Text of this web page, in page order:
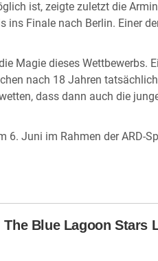
ist, zeigte zuletzt die
ins Finale nach Berlin. Einer
Magie dieses Wettbewerbs.
nach 18 Jahren
dass dann auch die
6. Juni im Rahmen der ARD-